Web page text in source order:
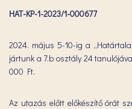
HAT-KP-1-2023/1-000677
2024. május 5-10-ig a
jártunk a 7.b osztály 24
000 Ft.
Az utazás előtt előkészítő órát